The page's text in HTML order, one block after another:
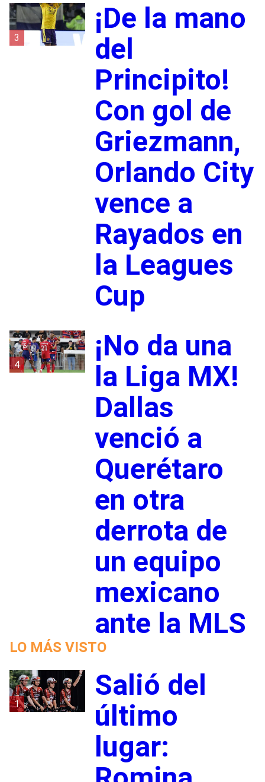
3
¡De la mano
del
Principito!
Con gol de
Griezmann,
Orlando City
vence a
Rayados en
la Leagues
Cup
4
¡No da una
la Liga MX!
Dallas
venció a
Querétaro
en otra
derrota de
un equipo
mexicano
ante la MLS
LO MÁS VISTO
1
Salió del
último
lugar: